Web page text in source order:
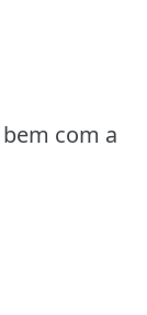
com a